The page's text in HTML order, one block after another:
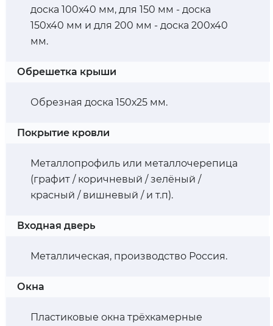
доска 100х40 мм, для 150 мм - доска
150х40 мм и для 200 мм - доска 200х40
мм.
Обрешетка крыши
Обрезная доска 150х25 мм.
Покрытие кровли
Металлопрофиль или металлочерепица
(графит / коричневый / зелёный /
красный / вишневый / и т.п).
Входная дверь
Металлическая, производство Россия.
Окна
Пластиковые окна трёхкамерные